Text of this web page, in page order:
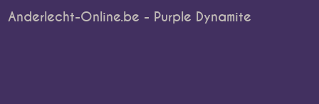
Anderlecht-Online.be - Purple Dynamite